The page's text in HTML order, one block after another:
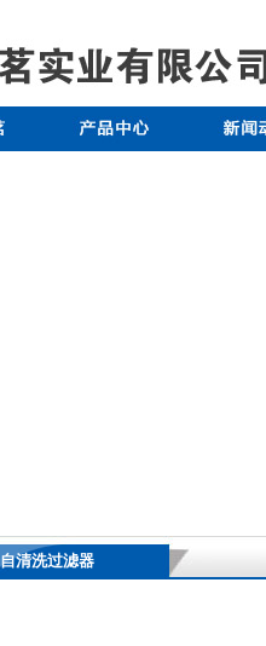
自清洗过滤器